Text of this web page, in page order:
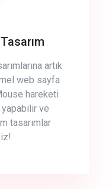
artık
web sayfa
hareketi
yapabilir ve
tasarımlar